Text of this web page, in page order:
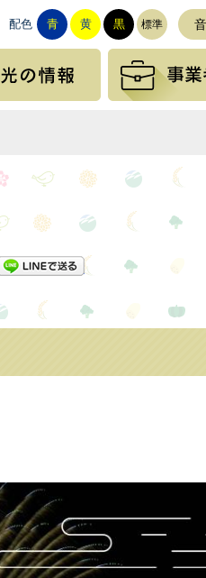
配色 青 黄 黒 標準
観光の情報
LINEで送る